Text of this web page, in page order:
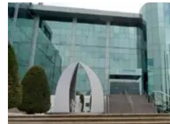
avanza
en
las
negociaciones
para
fichar
a
Kevin
Castañeda
rumbo